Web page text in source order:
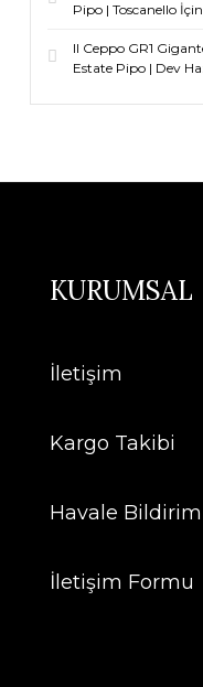
Pipo | Toscanello
Il Ceppo GR1
Estate Pipo | Dev
KURUMSAL
İletişim
Kargo Takibi
Havale
İletişim Formu